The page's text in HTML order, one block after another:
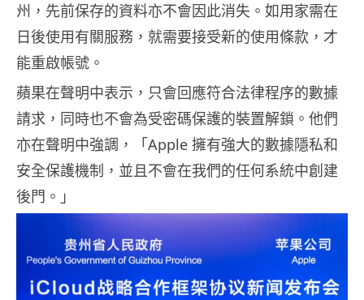
州，先前保存的資料亦不會因此消失。如用家需在
日後使用有關服務，就需要接受新的使用條款，才
能重啟帳號。
蘋果在聲明中表示，只會回應符合法律程序的數據
請求，同時也不會為受密碼保護的裝置解鎖。他們
亦在聲明中強調，「Apple 擁有強大的數據隱私和
安全保護機制，並且不會在我們的任何系統中創建
後門。」